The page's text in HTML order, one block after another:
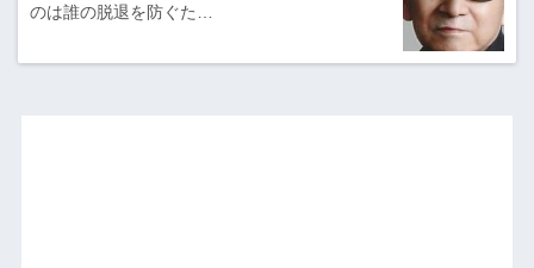
のは誰の脱退を防ぐた…